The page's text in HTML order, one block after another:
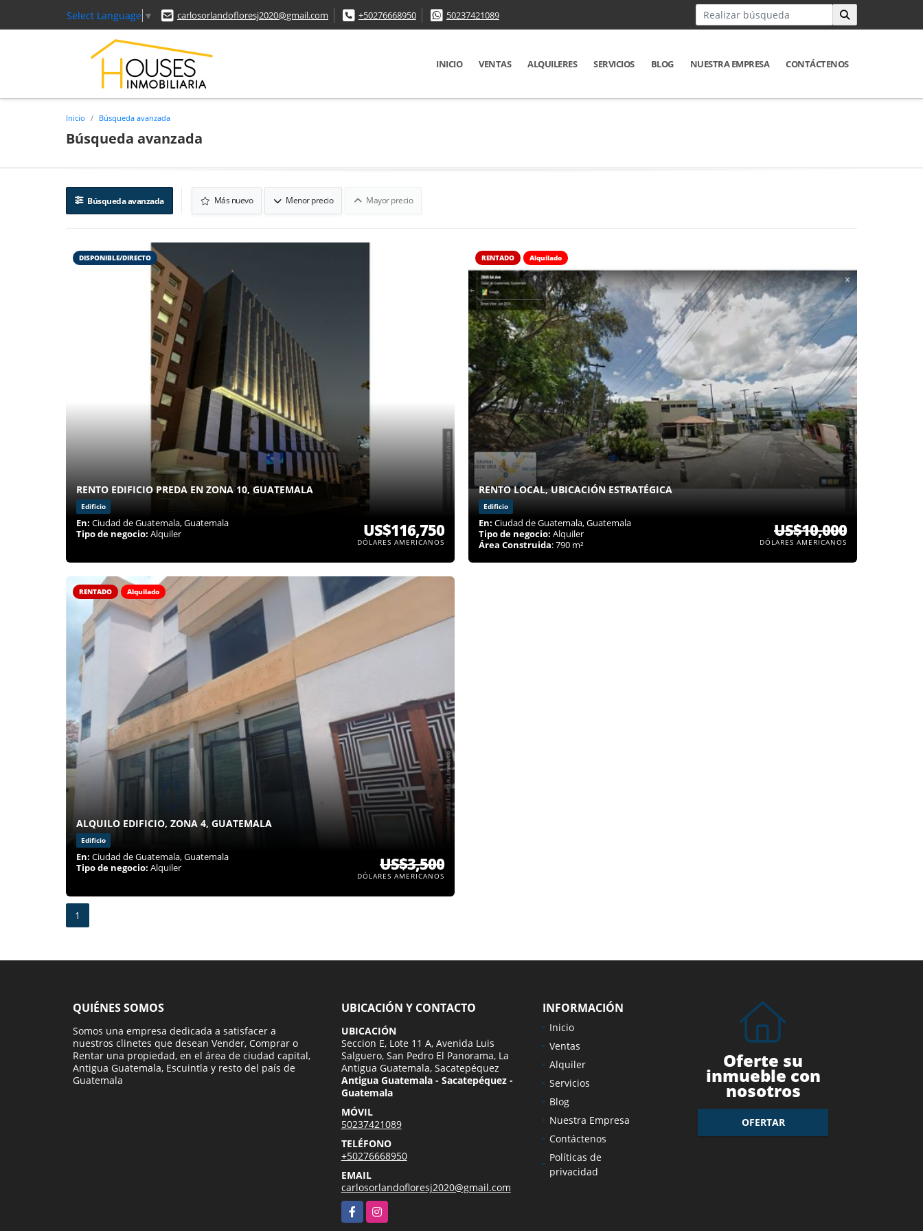
Select Language ▼ carlosorlandofloresj2020@gmail.com +50276668950 50237421089
INICIO VENTAS ALQUILERES SERVICIOS BLOG NUESTRA EMPRESA CONTÁCTENOS
Inicio Búsqueda avanzada
Búsqueda avanzada
Búsqueda avanzada Más nuevo Menor precio Mayor precio
DISPONIBLE/DIRECTO
RENTO EDIFICIO PREDA EN ZONA 10, GUATEMALA
Edificio
En: Ciudad de Guatemala, Guatemala
Tipo de negocio: Alquiler US$116,750
DÓLARES AMERICANOS
RENTADO Alquilado
RENTO LOCAL, UBICACIÓN ESTRATÉGICA
Edificio
En: Ciudad de Guatemala, Guatemala
Tipo de negocio: Alquiler
Área Construida: 790 m²
US$10,000
DÓLARES AMERICANOS
RENTADO Alquilado
ALQUILO EDIFICIO, ZONA 4, GUATEMALA
Edificio
En: Ciudad de Guatemala, Guatemala
Tipo de negocio: Alquiler US$3,500
DÓLARES AMERICANOS
1
QUIÉNES SOMOS
Somos una empresa dedicada a satisfacer a
nuestros clinetes que desean Vender, Comprar o
Rentar una propiedad, en el área de ciudad capital,
Antigua Guatemala, Escuintla y resto del país de
Guatemala
UBICACIÓN Y CONTACTO
UBICACIÓN
Seccion E, Lote 11 A, Avenida Luis
Salguero, San Pedro El Panorama, La
Antigua Guatemala, Sacatepéquez
Antigua Guatemala - Sacatepéquez -
Guatemala
MÓVIL
50237421089
TELÉFONO
+50276668950
EMAIL
carlosorlandofloresj2020@gmail.com
FacebookInstagram
INFORMACIÓN
Inicio
Ventas
Alquiler
Servicios
Blog
Nuestra Empresa
Contáctenos
Políticas de
privacidad
Oferte su
inmueble con
nosotros
OFERTAR